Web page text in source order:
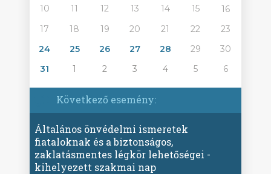
10
11 12 13 14 15
16
17
18 19 20 21 22
23
24
25 26 27 28 29
30
31
1 2 3 4 5 6
Következő esemény:
Általános önvédelmi ismeretek
fiataloknak és a biztonságos,
zaklatásmentes légkör lehetőségei -
kihelyezett szakmai nap